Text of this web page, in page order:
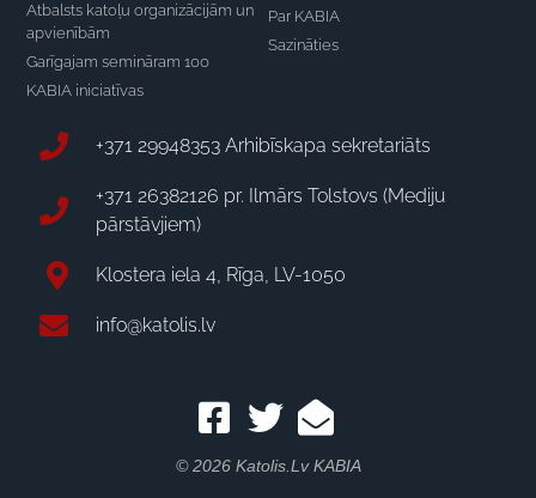
Atbalsts katoļu organizācijām un
apvienībām
Garīgajam semināram 100
KABIA iniciatīvas
Par KABIA
Sazināties
+371 29948353 Arhibīskapa sekretariāts
+371 26382126 pr. Ilmārs Tolstovs (Mediju
pārstāvjiem)
Klostera iela 4, Rīga, LV-1050
info@katolis.lv
© 2026 Katolis.lv KABIA